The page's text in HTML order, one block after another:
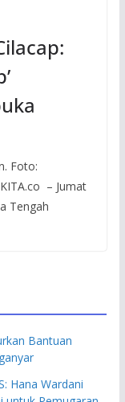
Foto:
– Jumat
Tengah
Bantuan
Hana Wardani